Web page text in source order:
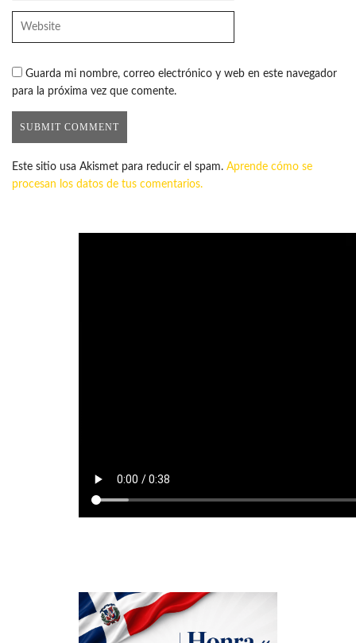
Guarda mi nombre, correo electrónico y web en este navegador
para la próxima vez que comente.
Este sitio usa Akismet para reducir el spam. Aprende cómo se
procesan los datos de tus comentarios.